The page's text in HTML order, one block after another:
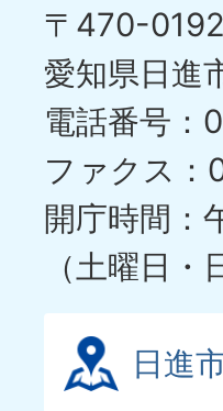
〒470-0192
愛知県日進
電話番号：
ファクス
開庁時間：
（土曜日
日進